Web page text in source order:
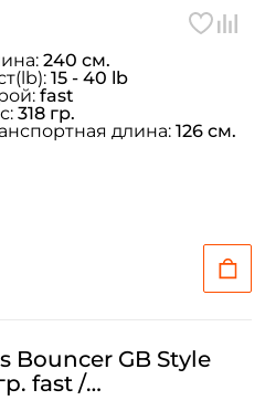
240 см.
15 - 40 lb
fast
318 гр.
длина: 126 см.
Bouncer GB Style
fast /